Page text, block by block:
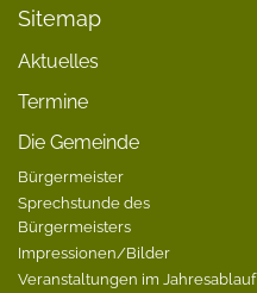
Sitemap
Aktuelles
Termine
Die Gemeinde
Bürgermeister
Sprechstunde des
Bürgermeisters
Impressionen/Bilder
Veranstaltungen im Jahresablauf